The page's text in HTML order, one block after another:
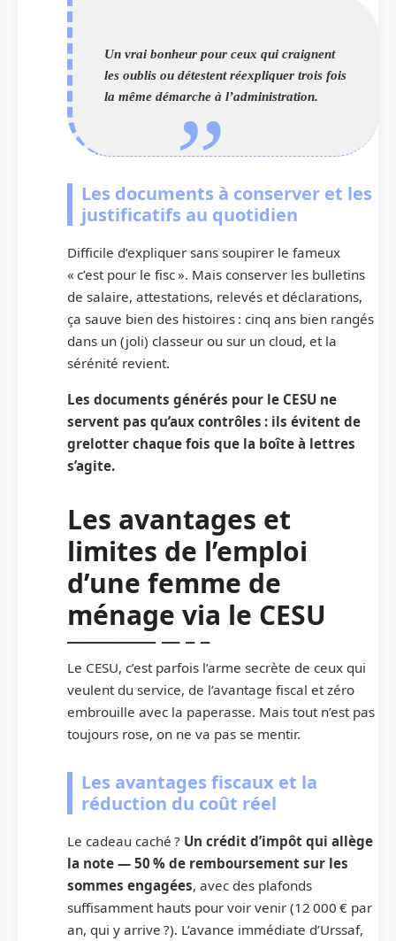
Un vrai bonheur pour ceux qui craignent
les oublis ou détestent réexpliquer trois fois
la même démarche à l’administration.
Les documents à conserver et les
justificatifs au quotidien
Difficile d’expliquer sans soupirer le fameux
« c’est pour le fisc ». Mais conserver les bulletins
de salaire, attestations, relevés et déclarations,
ça sauve bien des histoires : cinq ans bien rangés
dans un (joli) classeur ou sur un cloud, et la
sérénité revient.
Les documents générés pour le CESU ne
servent pas qu’aux contrôles : ils évitent de
grelotter chaque fois que la boîte à lettres
s’agite.
Les avantages et
limites de l’emploi
d’une femme de
ménage via le CESU
Le CESU, c’est parfois l’arme secrète de ceux qui
veulent du service, de l’avantage fiscal et zéro
embrouille avec la paperasse. Mais tout n’est pas
toujours rose, on ne va pas se mentir.
Les avantages fiscaux et la
réduction du coût réel
Le cadeau caché ? Un crédit d’impôt qui allège
la note — 50 % de remboursement sur les
sommes engagées, avec des plafonds
suffisamment hauts pour voir venir (12 000 € par
an, qui y arrive ?). L’avance immédiate d’Urssaf,